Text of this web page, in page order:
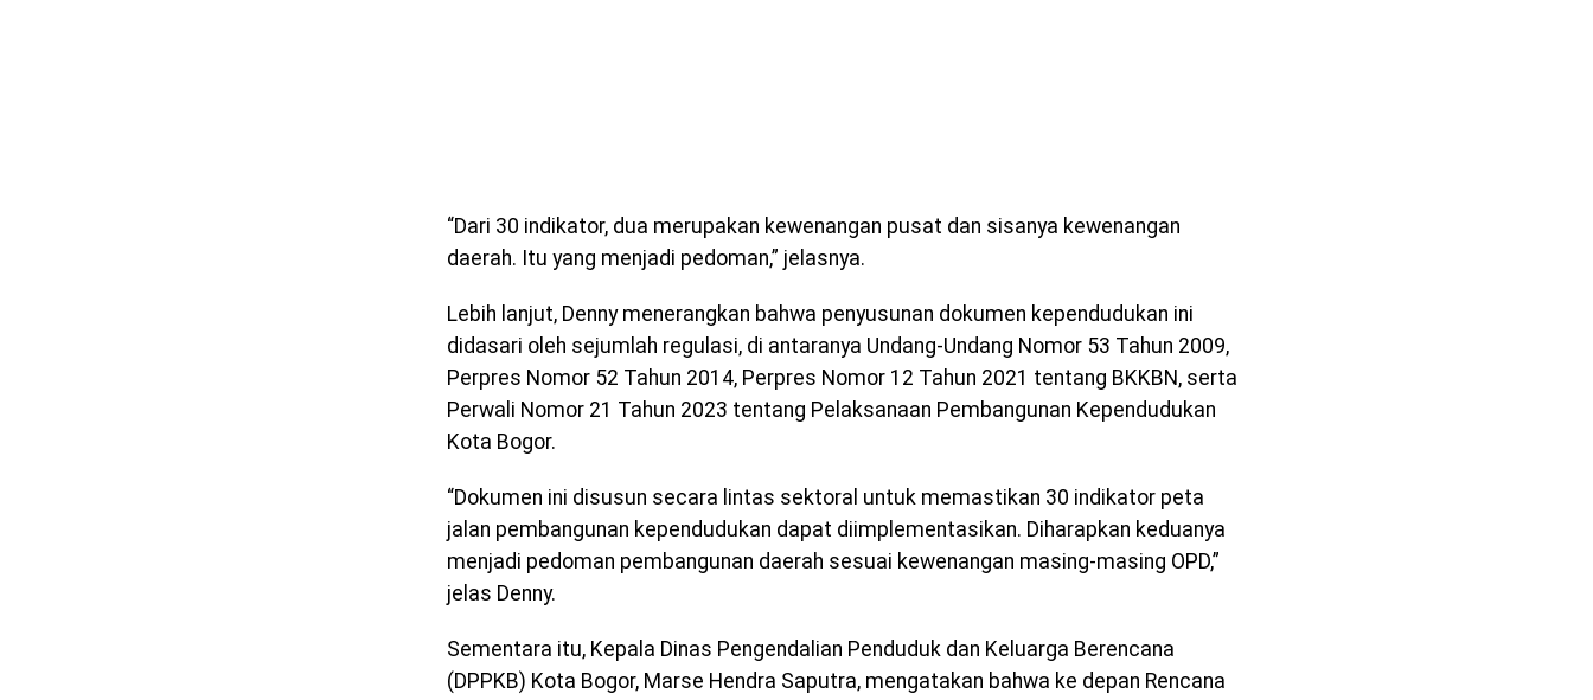
“Dari 30 indikator, dua merupakan kewenangan pusat dan sisanya kewenangan
daerah. Itu yang menjadi pedoman,” jelasnya.
Lebih lanjut, Denny menerangkan bahwa penyusunan dokumen kependudukan ini
didasari oleh sejumlah regulasi, di antaranya Undang-Undang Nomor 53 Tahun 2009,
Perpres Nomor 52 Tahun 2014, Perpres Nomor 12 Tahun 2021 tentang BKKBN, serta
Perwali Nomor 21 Tahun 2023 tentang Pelaksanaan Pembangunan Kependudukan
Kota Bogor.
“Dokumen ini disusun secara lintas sektoral untuk memastikan 30 indikator peta
jalan pembangunan kependudukan dapat diimplementasikan. Diharapkan keduanya
menjadi pedoman pembangunan daerah sesuai kewenangan masing-masing OPD,”
jelas Denny.
Sementara itu, Kepala Dinas Pengendalian Penduduk dan Keluarga Berencana
(DPPKB) Kota Bogor, Marse Hendra Saputra, mengatakan bahwa ke depan Rencana